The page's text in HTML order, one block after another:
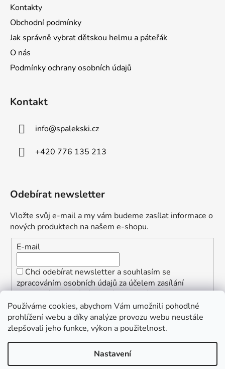
Používáme cookies, abychom Vám umožnili pohodlné
prohlížení webu a díky analýze provozu webu neustále
zlepšovali jeho funkce, výkon a použitelnost.
Nastavení
Kontakty
Obchodní podmínky
Jak správně vybrat dětskou helmu a páteřák
O nás
Podmínky ochrany osobních údajů
Kontakt
info@spalekski.cz
+420 776 135 213
Odebírat newsletter
Vložte svůj e-mail a my vám budeme zasílat informace o
nových produktech na našem e-shopu.
E-mail
Chci odebírat newsletter a souhlasím se
zpracováním osobních údajů za účelem zasílání
informací o speciálních akcích a slevách.
PŘIHLÁSIT SE